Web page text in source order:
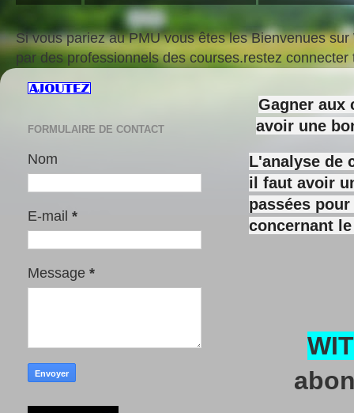
Si vous pariez au PMU vous êtes les Bienvenues
par des professionnels des courses.restez
Gagner aux
avoir une
L'analyse de
il faut avoir
passées
concernant
FORMULAIRE DE CONTACT
Nom
E-mail *
Message *